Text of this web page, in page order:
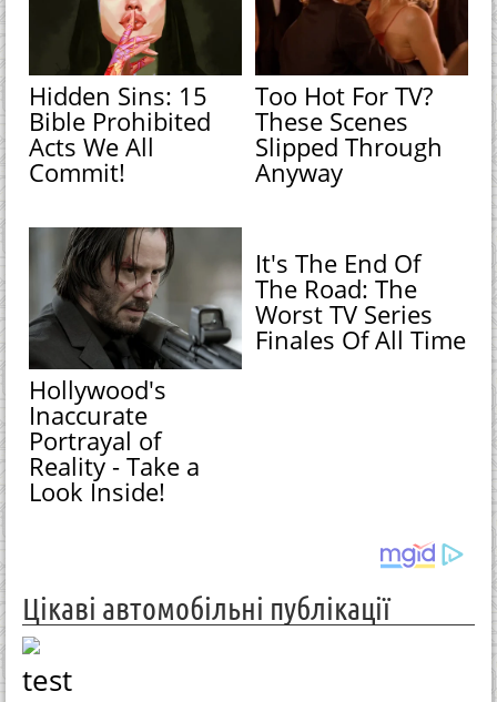
Hidden Sins: 15
Bible Prohibited
Acts We All
Commit!
Too Hot For TV?
These Scenes
Slipped Through
Anyway
Hollywood's
Inaccurate
Portrayal of
Reality - Take a
Look Inside!
It's The End Of
The Road: The
Worst TV Series
Finales Of All Time
Цікаві автомобільні публікації
test